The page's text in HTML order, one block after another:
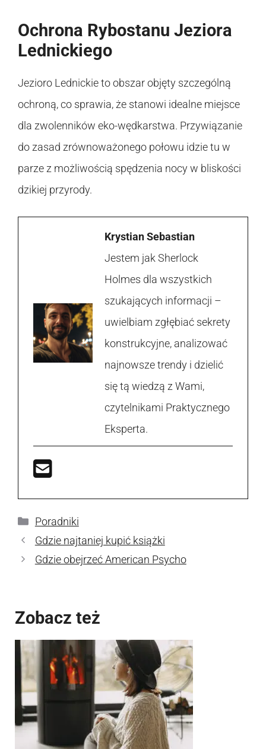
Ochrona Rybostanu Jeziora
Lednickiego
Jezioro Lednickie to obszar objęty szczególną
ochroną, co sprawia, że stanowi idealne miejsce
dla zwolenników eko-wędkarstwa. Przywiązanie
do zasad zrównoważonego połowu idzie tu w
parze z możliwością spędzenia nocy w bliskości
dzikiej przyrody.
Krystian Sebastian
Jestem jak Sherlock
Holmes dla wszystkich
szukających informacji –
uwielbiam zgłębiać sekrety
konstrukcyjne, analizować
najnowsze trendy i dzielić
się tą wiedzą z Wami,
czytelnikami Praktycznego
Eksperta.
Kategorie
Poradniki
Gdzie najtaniej kupić książki
Gdzie obejrzeć American Psycho
Zobacz też